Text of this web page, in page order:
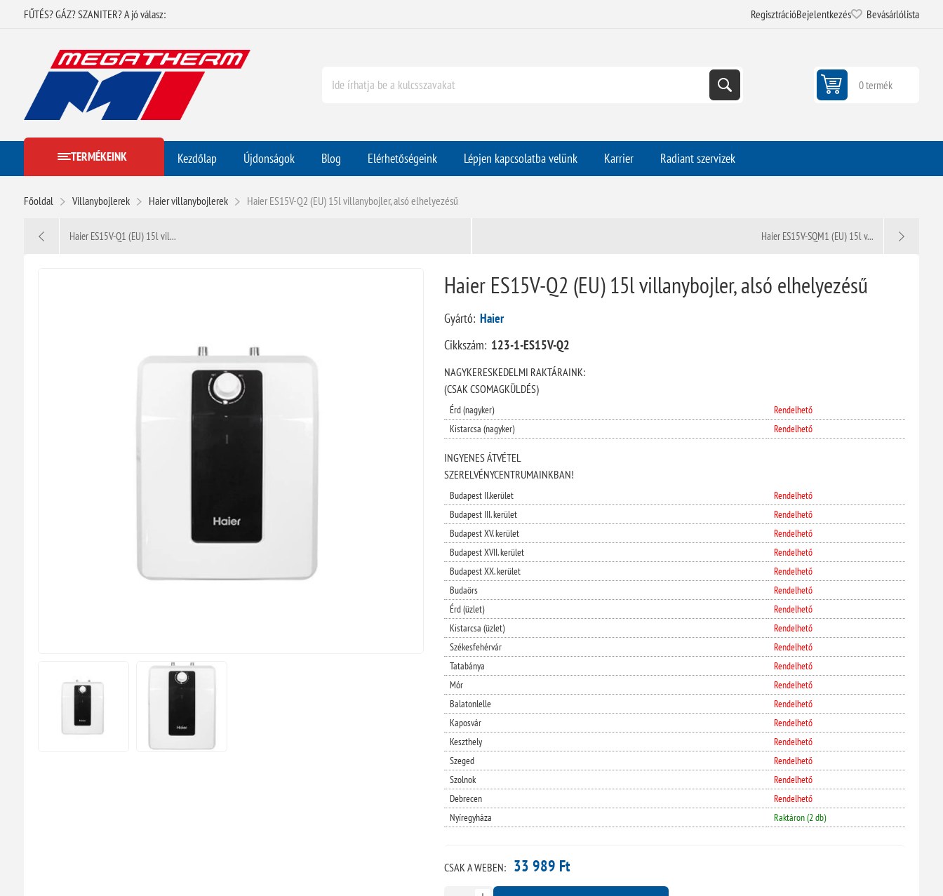
FŰTÉS? GÁZ? SZANITER? A jó válasz: RegisztrációBejelentkezés Bevásárlólista
0 termék
TERMÉKEINK Kezdőlap Újdonságok Blog Elérhetőségeink Lépjen kapcsolatba velünk Karrier Radiant szervizek
Főoldal Villanybojlerek Haier villanybojlerek Haier ES15V-Q2 (EU) 15l villanybojler, alsó elhelyezésű
Haier ES15V-Q1 (EU) 15l vil... Haier ES15V-SQM1 (EU) 15l v...
Haier ES15V-Q2 (EU) 15l villanybojler, alsó elhelyezésű
Gyártó: Haier
Cikkszám: 123-1-ES15V-Q2
NAGYKERESKEDELMI RAKTÁRAINK:
(CSAK CSOMAGKÜLDÉS)
Érd (nagyker)
Rendelhető
Kistarcsa (nagyker)
Rendelhető
INGYENES ÁTVÉTEL
SZERELVÉNYCENTRUMAINKBAN!
Budapest II.kerület
Rendelhető
Budapest III. kerület
Rendelhető
Budapest XV. kerület
Rendelhető
Budapest XVII. kerület
Rendelhető
Budapest XX. kerület
Rendelhető
Budaörs
Rendelhető
Érd (üzlet)
Rendelhető
Kistarcsa (üzlet)
Rendelhető
Székesfehérvár
Rendelhető
Tatabánya
Rendelhető
Mór
Rendelhető
Balatonlelle
Rendelhető
Kaposvár
Rendelhető
Keszthely
Rendelhető
Szeged
Rendelhető
Szolnok
Rendelhető
Debrecen
Rendelhető
Nyíregyháza
Raktáron (2 db)
CSAK A WEBEN: 33 989 Ft